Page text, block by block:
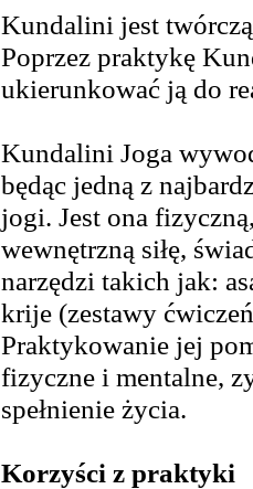
Kundalini jest
Poprzez praktykę
ukierunkować ją do
Kundalini Joga
będąc jedną z
jogi. Jest ona
wewnętrzną siłę,
narzędzi takich jak:
krije (zestawy
Praktykowanie jej
fizyczne i mentalne,
spełnienie życia.
Korzyści z praktyki